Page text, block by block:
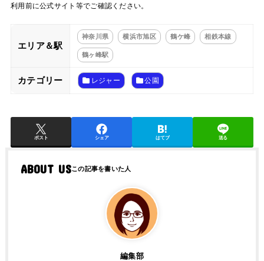
利用前に公式サイト等でご確認ください。
エリア＆駅
神奈川県 横浜市旭区 鶴ケ峰 相鉄本線
鶴ヶ峰駅
カテゴリー レジャー 公園
ポスト シェア はてブ 送る
ABOUT US
編集部